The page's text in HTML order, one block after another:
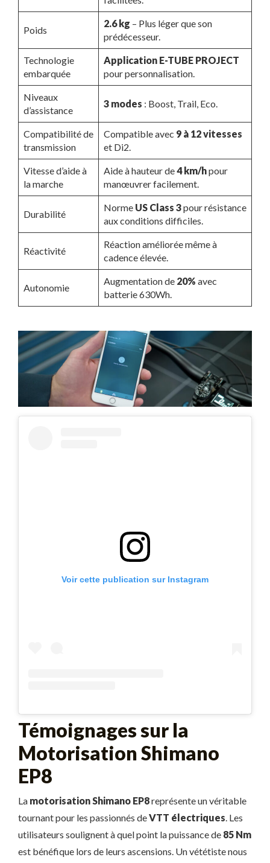
Poids
2.6 kg – Plus léger que son
prédécesseur.
Technologie
embarquée
Application E-TUBE PROJECT
pour personnalisation.
Niveaux
d’assistance
3 modes : Boost, Trail, Eco.
Compatibilité de
transmission
Compatible avec 9 à 12 vitesses
et Di2.
Vitesse d’aide à
la marche
Aide à hauteur de4 km/hpour
manœuvrer facilement.
Durabilité
Norme US Class 3pour résistance
aux conditions difficiles.
Réactivité
Réaction améliorée même à
cadence élevée.
Autonomie
Augmentation de 20% avec
batterie 630Wh.
Voir cette publication sur Instagram
Témoignages sur la
Motorisation Shimano
EP8
La motorisation Shimano EP8représente un véritable
tournant pour les passionnés deVTT électriques. Les
utilisateurs soulignent à quel point la puissance de 85 Nm
est bénéfique lors de leurs ascensions. Un vététiste nous